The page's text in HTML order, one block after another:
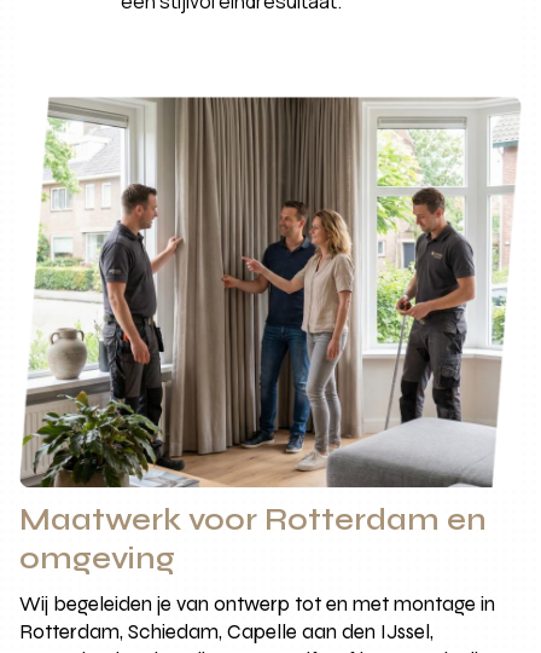
Maatwerk voor Rotterdam en
omgeving
Wij begeleiden je van ontwerp tot en met montage in
Rotterdam, Schiedam, Capelle aan den IJssel,